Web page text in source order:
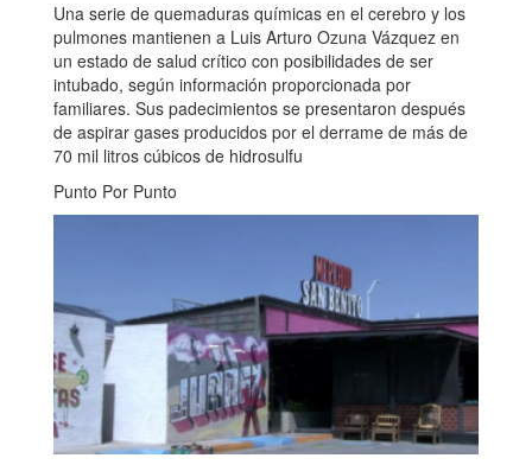
Una serie de quemaduras químicas en el cerebro y los
pulmones mantienen a Luis Arturo Ozuna Vázquez en
un estado de salud crítico con posibilidades de ser
intubado, según información proporcionada por
familiares. Sus padecimientos se presentaron después
de aspirar gases producidos por el derrame de más de
70 mil litros cúbicos de hidrosulfu
Punto Por Punto